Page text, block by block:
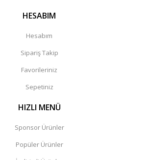
HESABIM
Hesabım
Sipariş Takip
Favorileriniz
Sepetiniz
HIZLI MENÜ
Sponsor Ürünler
Popüler Ürünler